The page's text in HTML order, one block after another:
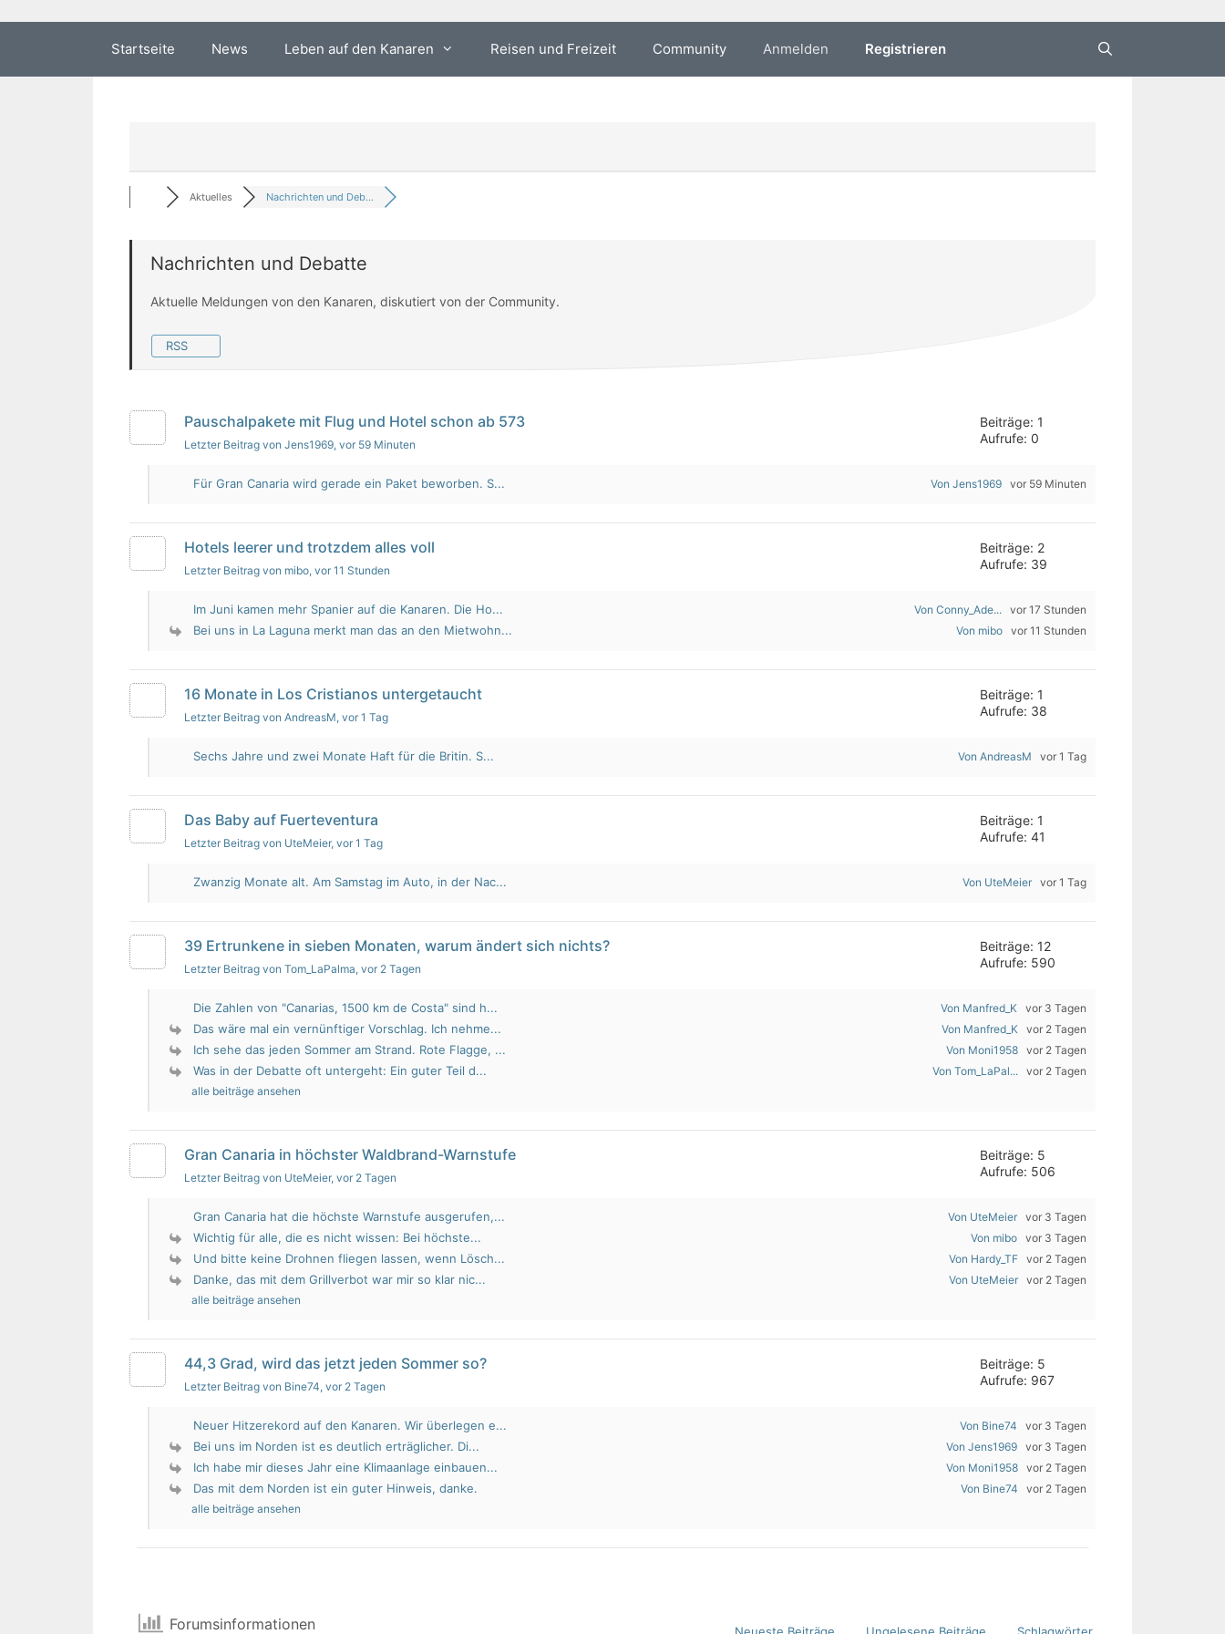
Startseite News Leben auf den Kanaren Reisen und Freizeit Community Anmelden Registrieren
Aktuelles Nachrichten und Deb...
Nachrichten und Debatte
Aktuelle Meldungen von den Kanaren, diskutiert von der Community.
RSS
Pauschalpakete mit Flug und Hotel schon ab 573
Letzter Beitrag von Jens1969, vor 59 Minuten
Beiträge: 1
Aufrufe: 0
Für Gran Canaria wird gerade ein Paket beworben. S... Von Jens1969 vor 59 Minuten
Hotels leerer und trotzdem alles voll
Letzter Beitrag von mibo, vor 11 Stunden
Beiträge: 2
Aufrufe: 39
Im Juni kamen mehr Spanier auf die Kanaren. Die Ho... Von Conny_Ade... vor 17 Stunden
Bei uns in La Laguna merkt man das an den Mietwohn... Von mibo vor 11 Stunden
16 Monate in Los Cristianos untergetaucht
Letzter Beitrag von AndreasM, vor 1 Tag
Beiträge: 1
Aufrufe: 38
Sechs Jahre und zwei Monate Haft für die Britin. S... Von AndreasM vor 1 Tag
Das Baby auf Fuerteventura
Letzter Beitrag von UteMeier, vor 1 Tag
Beiträge: 1
Aufrufe: 41
Zwanzig Monate alt. Am Samstag im Auto, in der Nac... Von UteMeier vor 1 Tag
39 Ertrunkene in sieben Monaten, warum ändert sich nichts?
Letzter Beitrag von Tom_LaPalma, vor 2 Tagen
Beiträge: 12
Aufrufe: 590
Die Zahlen von "Canarias, 1500 km de Costa" sind h... Von Manfred_K vor 3 Tagen
Das wäre mal ein vernünftiger Vorschlag. Ich nehme... Von Manfred_K vor 2 Tagen
Ich sehe das jeden Sommer am Strand. Rote Flagge, ... Von Moni1958 vor 2 Tagen
Was in der Debatte oft untergeht: Ein guter Teil d... Von Tom_LaPal... vor 2 Tagen
alle beiträge ansehen
Gran Canaria in höchster Waldbrand-Warnstufe
Letzter Beitrag von UteMeier, vor 2 Tagen
Beiträge: 5
Aufrufe: 506
Gran Canaria hat die höchste Warnstufe ausgerufen,... Von UteMeier vor 3 Tagen
Wichtig für alle, die es nicht wissen: Bei höchste... Von mibo vor 3 Tagen
Und bitte keine Drohnen fliegen lassen, wenn Lösch... Von Hardy_TF vor 2 Tagen
Danke, das mit dem Grillverbot war mir so klar nic... Von UteMeier vor 2 Tagen
alle beiträge ansehen
44,3 Grad, wird das jetzt jeden Sommer so?
Letzter Beitrag von Bine74, vor 2 Tagen
Beiträge: 5
Aufrufe: 967
Neuer Hitzerekord auf den Kanaren. Wir überlegen e... Von Bine74 vor 3 Tagen
Bei uns im Norden ist es deutlich erträglicher. Di... Von Jens1969 vor 3 Tagen
Ich habe mir dieses Jahr eine Klimaanlage einbauen... Von Moni1958 vor 2 Tagen
Das mit dem Norden ist ein guter Hinweis, danke. Von Bine74 vor 2 Tagen
alle beiträge ansehen
Forumsinformationen